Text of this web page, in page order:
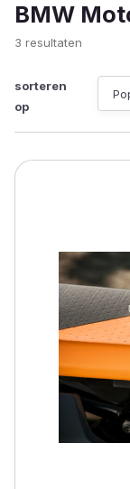
BMW
3 resultaten
sorteren
op